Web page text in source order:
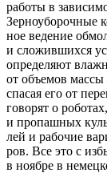
рабо­ты в
Зер­но­убо­роч­ные
ное веде­ние
и сло­жив­ших­ся
опре­де­ля­ют
от объ­е­мов мас­сы
спа­сая его от
гово­рят о
и про­паш­ных
лей и рабо­чие
ров. Все это с
в нояб­ре в